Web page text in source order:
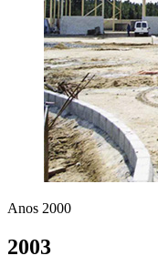
Anos 2000
2003